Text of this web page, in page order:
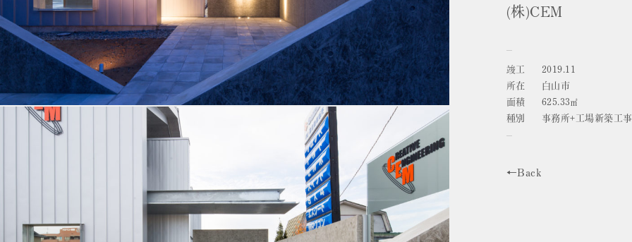
(株)CEM
竣工
2019.11
所在
白山市
面積
625.33㎡
種別
事務所+工場新築工事
←Back